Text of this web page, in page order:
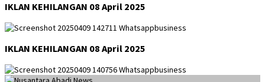
IKLAN KEHILANGAN 08 April 2025
IKLAN KEHILANGAN 08 April 2025